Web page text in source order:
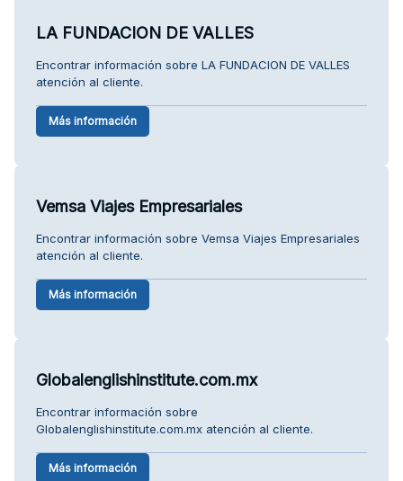
LA FUNDACION DE VALLES
Encontrar información sobre LA FUNDACION DE VALLES
atención al cliente.
Más información
Vemsa Viajes Empresariales
Encontrar información sobre Vemsa Viajes Empresariales
atención al cliente.
Más información
Globalenglishinstitute.com.mx
Encontrar información sobre
Globalenglishinstitute.com.mx atención al cliente.
Más información